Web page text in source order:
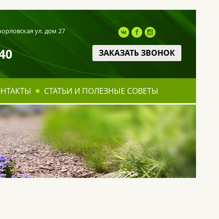
ул. дом 27
ЗАКАЗАТЬ ЗВОНОК
СТАТЬИ И ПОЛЕЗНЫЕ СОВЕТЫ